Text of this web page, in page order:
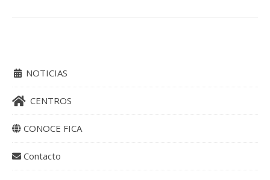
NOTICIAS
CENTROS
CONOCE FICA
Contacto